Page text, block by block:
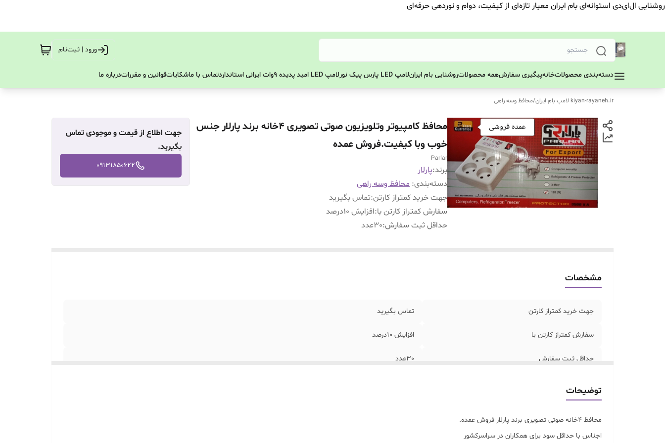
روشنایی ال‌ای‌دی استوانه‌ای بام ایران معیار تازه‌ای از کیفیت، دوام و نوردهی حرفه‌ای
ورود | ثبت‌نام
دسته‌بندی محصولاتخانهپیگیری سفارشهمه محصولاتروشنایی بام ایرانلامپ LED پارس پیک نور لامپ LED امید پدیده 9وات ایرانی استاندارد تماس با ماشکایاتقوانین و مقرراتدرباره ما
kiyan-rayaneh.ir لامپ بام ایران /محافظ وسه راهی
محافظ کامپیوتر وتلویزیون صوتی تصویری 4خانه برند پارلار جنس
خوب وبا کیفیت.فروش عمده
Parlar
برند:پارلار
دسته‌بندی: محافظ وسه راهی
جهت خرید کمتراز کارتن:تماس بگیرید
سفارش کمتراز کارتن با:افزایش 10درصد
حداقل ثبت سفارش:30عدد
جهت اطلاع از قیمت و موجودی تماس
بگیرید.
09131850622
مشخصات
جهت خرید کمتراز کارتن تماس بگیرید
سفارش کمتراز کارتن با افزایش 10درصد
حداقل ثبت سفارش 30عدد
توضیحات
محافظ 4خانه صوتی تصویری برند پارلار فروش عمده.
اجناس با حداقل سود برای همکاران در سراسرکشور